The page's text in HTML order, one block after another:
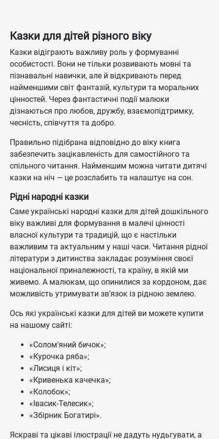
Казки для дітей різного віку
Казки відіграють важливу роль у формуванні
особистості. Вони не тільки розвивають мовні та
пізнавальні навички, але й відкривають перед
найменшими світ фантазій, культури та моральних
цінностей. Через фантастичні події малюки
дізнаються про любов, дружбу, взаємопідтримку,
чесність, співчуття та добро.
Правильно підібрана відповідно до віку книга
забезпечить зацікавленість для самостійного та
спільного читання. Найменшим можна читати дитячі
казки на ніч — це розслабить та налаштує на сон.
Рідні народні казки
Саме українські народні казки для дітей дошкільного
віку важливі для формування в малечі цінності
власної культури та традицій, що є настільки
важливим та актуальним у наші часи. Читання рідної
літератури з дитинства закладає розуміння своєї
національної приналежності, та країну, в якій ми
живемо. А малюкам, що опинилися за кордоном, дає
можливість утримувати зв’язок із рідною землею.
Ось які українські казки для дітей ви можете купити
на нашому сайті:
«Солом'яний бичок»;
«Курочка ряба»;
«Лисиця і кіт»;
«Кривенька качечка»;
«Колобок»;
«Івасик-Телесик»;
«Збірник Богатирі».
Яскраві та цікаві ілюстрації не дадуть нудьгувати, а